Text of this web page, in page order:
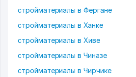
стройматериалы в Фергане
стройматериалы в Ханке
стройматериалы в Хиве
стройматериалы в Чиназе
стройматериалы в Чирчике